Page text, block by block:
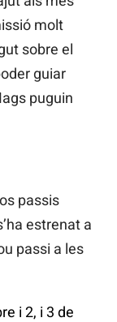
molt
sobre el
guiar
puguin
passis
estrenat a
passi a les
i 2, i 3 de